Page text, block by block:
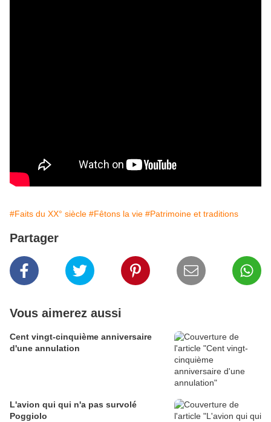
#Faits du XX° siècle #Fêtons la vie #Patrimoine et traditions
Partager
Vous aimerez aussi
Cent vingt-cinquième anniversaire
d'une annulation
L'avion qui qui n'a pas survolé
Poggiolo